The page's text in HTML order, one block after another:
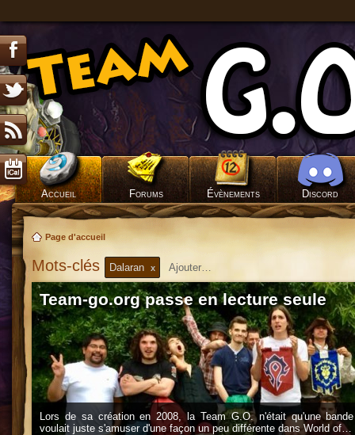
Accueil Forums Évènements Discord
Page d'accueil
Mots-clés Dalaran x
Lors de sa création en 2008, la Team G.O. n'était qu'une
voulait juste s'amuser d'une façon un peu différente dans World of…
Team-go.org passe en lecture seule